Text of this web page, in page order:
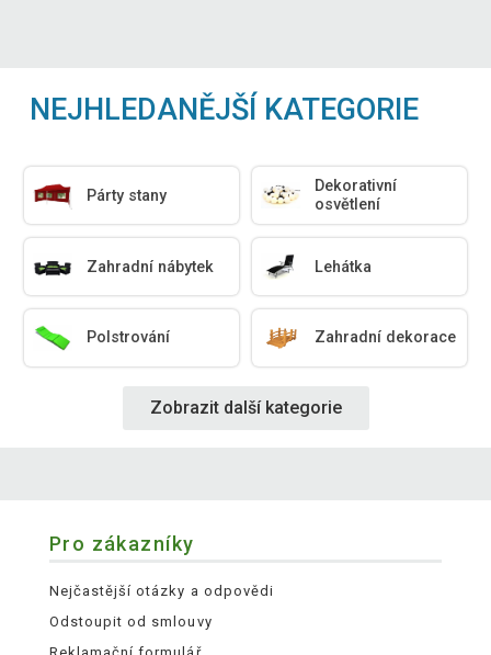
NEJHLEDANĚJŠÍ KATEGORIE
Párty stany
Dekorativní
osvětlení
Zahradní nábytek Lehátka
Polstrování Zahradní dekorace
Zobrazit další kategorie
Pro zákazníky
Nejčastější otázky a odpovědi
Odstoupit od smlouvy